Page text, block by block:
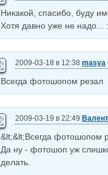
Никакой, спасибо, буду
Хотя давно уже не надо...
2009-03-18 в 12:38 masya
Всегда фотошопом резал
2009-03-19 в 22:49
&lt;&lt;Всегда фотошопом
Да ну - фотошоп уж
делать.